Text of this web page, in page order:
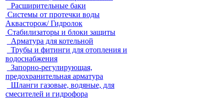
Расширительные баки
Системы от протечки воды
Аквасторож/ Гидролок
Стабилизаторы и блоки защиты
Арматура для котельной
Трубы и фитинги для отопления и
водоснабжения
Запорно-регулирующая,
предохранительная арматура
Шланги газовые, водяные, для
смесителей и гидрофора